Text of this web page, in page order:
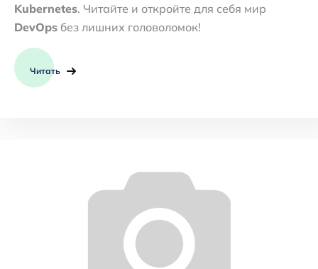
Kubernetes. Читайте и откройте для себя мир
DevOps без лишних головоломок!
Читать